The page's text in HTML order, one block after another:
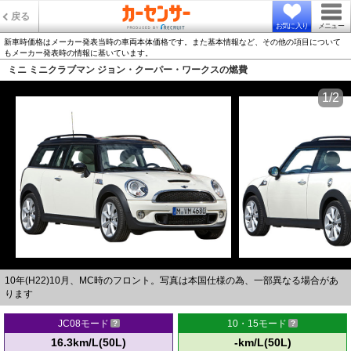
戻る
お気に入り メニュー
新車時価格はメーカー発表当時の車両本体価格です。また基本情報など、その他の項目について
もメーカー発表時の情報に基いています。
ミニ ミニクラブマン ジョン・クーパー・ワークスの燃費
10年(H22)10月、MC時のフロント。写真は本国仕様の為、一部異なる場合があ
ります
1/2
JC08モード
16.3km/L(50L)
10・15モード
-km/L(50L)